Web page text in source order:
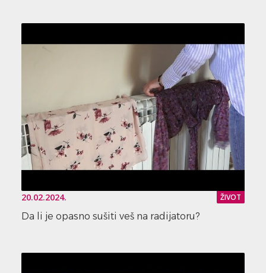
20.02.2024. ŽIVOT
Da li je opasno sušiti veš na radijatoru?